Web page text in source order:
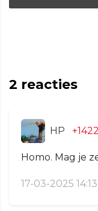
2 reacties
HP
Homo. Mag je
17-03-2025 14:13